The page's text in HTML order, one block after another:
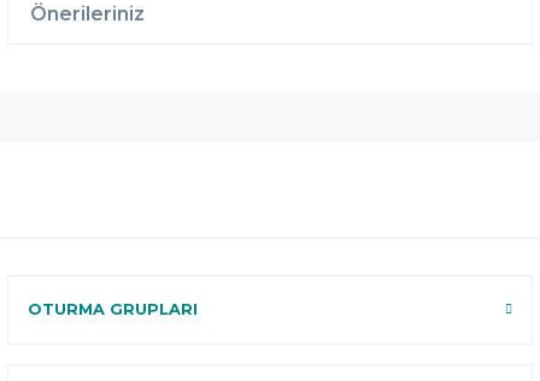
Önerileriniz
OTURMA GRUPLARI